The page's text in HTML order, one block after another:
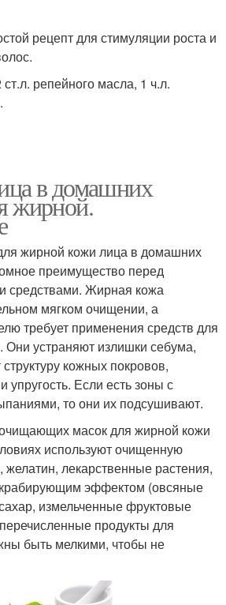
рецепт для стимуляции роста и
репейного масла, 1 ч.л.
в домашних
жирной.
жирной кожи лица в домашних
преимущество перед
средствами. Жирная кожа
мягком очищении, а
требует применения средств для
Они устраняют излишки себума,
кожных покровов,
упругость. Если есть зоны с
то они их подсушивают.
масок для жирной кожи
используют очищенную
желатин, лекарственные растения,
эффектом (овсяные
измельченные фруктовые
продукты для
быть мелкими, чтобы не